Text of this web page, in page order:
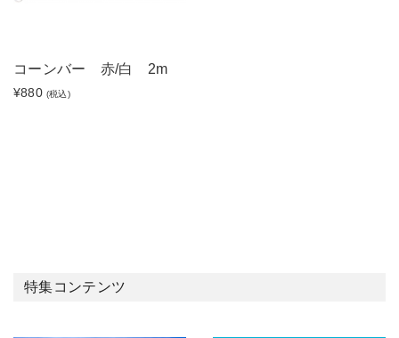
コーンバー 赤/白 2m
¥880 (税込)
特集コンテンツ